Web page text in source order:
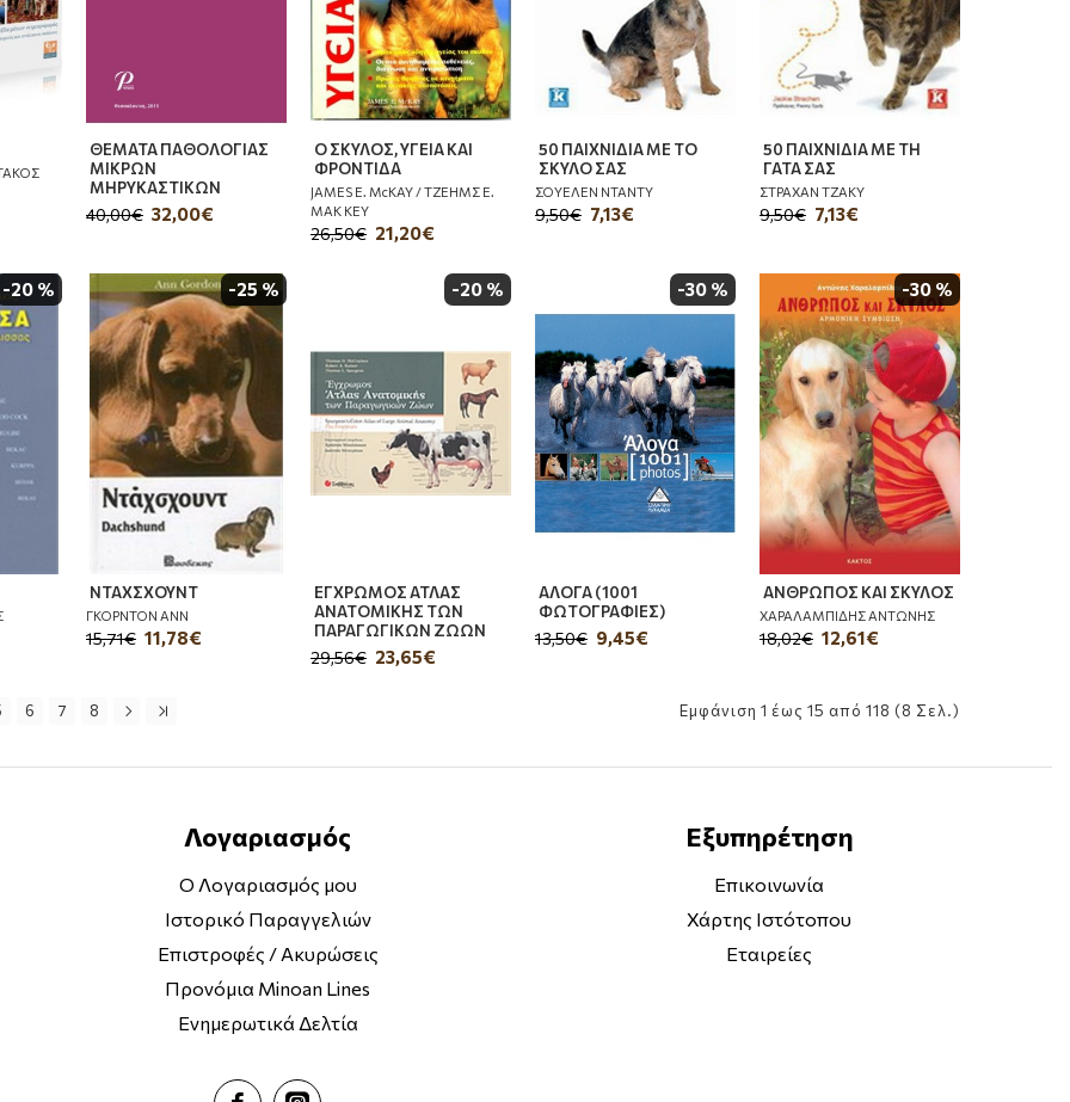
ΘΕΜΑΤΑ ΠΑΘΟΛΟΓΙΑΣ
ΜΙΚΡΩΝ
ΜΗΡΥΚΑΣΤΙΚΩΝ
32,00€
40,00€
Ο ΣΚΥΛΟΣ, ΥΓΕΙΑ ΚΑΙ
ΦΡΟΝΤΙΔΑ
JAMES E. McKAY / ΤΖΕΗΜΣ Ε.
ΜΑΚ ΚΕΥ
21,20€
26,50€
50 ΠΑΙΧΝΙΔΙΑ ΜΕ ΤΟ
ΣΚΥΛΟ ΣΑΣ
ΣΟΥΕΛΕΝ ΝΤΑΝΤΥ
7,13€
9,50€
50 ΠΑΙΧΝΙΔΙΑ ΜΕ ΤΗ
ΓΑΤΑ ΣΑΣ
ΣΤΡΑΧΑΝ ΤΖΑΚΥ
7,13€
9,50€
-20 % -25 %
ΝΤΑΧΣΧΟΥΝΤ
ΓΚΟΡΝΤΟΝ ΑΝΝ
11,78€
15,71€
-20 %
ΕΓΧΡΩΜΟΣ ΑΤΛΑΣ
ΑΝΑΤΟΜΙΚΗΣ ΤΩΝ
ΠΑΡΑΓΩΓΙΚΩΝ ΖΩΩΝ
23,65€
29,56€
-30 %
ΑΛΟΓΑ (1001
ΦΩΤΟΓΡΑΦΙΕΣ)
9,45€
13,50€
-30 %
ΑΝΘΡΩΠΟΣ ΚΑΙ ΣΚΥΛΟΣ
ΧΑΡΑΛΑΜΠΙΔΗΣ ΑΝΤΩΝΗΣ
12,61€
18,02€
6 7 8 Εμφάνιση 1 έως 15 από 118 (8 Σελ.)
Λογαριασμός
Ο Λογαριασμός μου
Ιστορικό Παραγγελιών
Επιστροφές / Ακυρώσεις
Προνόμια Minoan Lines
Ενημερωτικά Δελτία
Εξυπηρέτηση
Επικοινωνία
Χάρτης Ιστότοπου
Εταιρείες